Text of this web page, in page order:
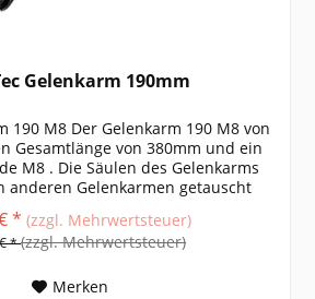
Gelenkarm 190mm
190 M8 Der Gelenkarm 190 M8 von
Gesamtlänge von 380mm und ein
M8 . Die Säulen des Gelenkarms
anderen Gelenkarmen getauscht
Größen, Informationen und...
* (zzgl. Mehrwertsteuer)
*(zzgl. Mehrwertsteuer)
Merken